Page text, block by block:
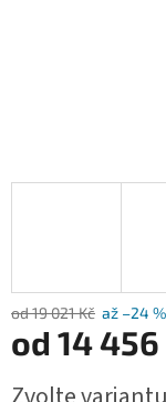
od 19 021 Kč až –24 %
od 14 456